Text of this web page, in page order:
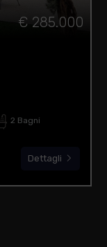
€ 285.000
2 Bagni
Dettagli